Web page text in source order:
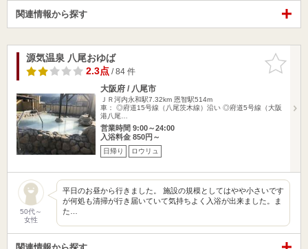
関連情報から探す
お気に入
りに追加
源気温泉 八尾おゆば
2.3点/ 84 件
大阪府 / 八尾市
ＪＲ河内永和駅7.32km 恩智駅514m
車： ◎府道15号線（八尾茨木線）沿い ◎府道5号線（大阪
港八尾…
営業時間 9:00～24:00
入浴料金 850円～
日帰り ロウリュ
50代～
女性
平日のお昼から行きました。 施設の規模としてはやや小さいです
が何処も清掃が行き届いていて気持ちよく入浴が出来ました。ま
た…